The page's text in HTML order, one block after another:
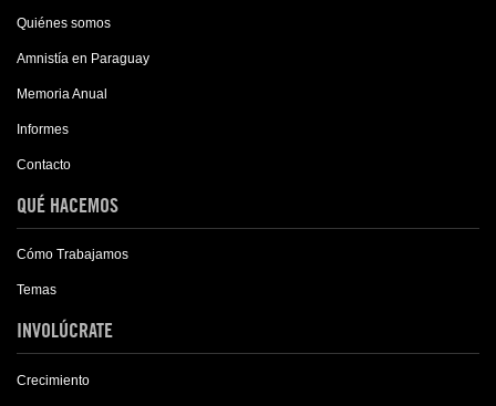
Quiénes somos
Amnistía en Paraguay
Memoria Anual
Informes
Contacto
QUÉ HACEMOS
Cómo Trabajamos
Temas
INVOLÚCRATE
Crecimiento